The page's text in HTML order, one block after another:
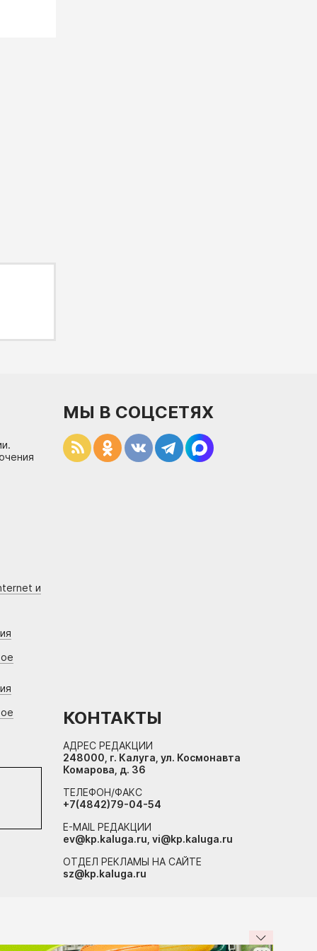
и
МЫ В СОЦСЕТЯХ
КОНТАКТЫ
АДРЕС РЕДАКЦИИ
248000, г. Калуга, ул. Космонавта
Комарова, д. 36
ТЕЛЕФОН/ФАКС
+7(4842)79-04-54
E-MAIL РЕДАКЦИИ
ev@kp.kaluga.ru, vi@kp.kaluga.ru
ОТДЕЛ РЕКЛАМЫ НА САЙТЕ
sz@kp.kaluga.ru